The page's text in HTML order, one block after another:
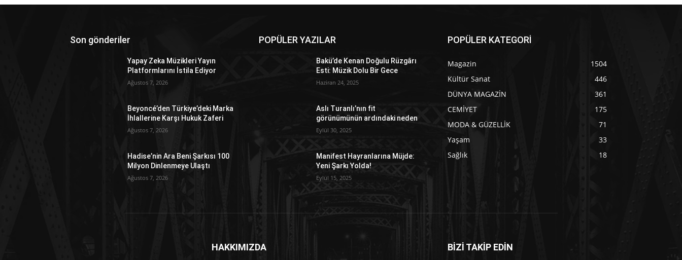
Son gönderiler
Yapay Zeka Müzikleri Yayın
Platformlarını İstila Ediyor
Ağustos 7, 2026
Beyoncé’den Türkiye’deki Marka
İhlallerine Karşı Hukuk Zaferi
Ağustos 7, 2026
Hadise’nin Ara Beni Şarkısı 100
Milyon Dinlenmeye Ulaştı
Ağustos 7, 2026
POPÜLER YAZILAR
Bakü’de Kenan Doğulu Rüzgârı
Esti: Müzik Dolu Bir Gece
Haziran 24, 2025
Aslı Turanlı’nın fit
görünümünün ardındaki neden
Eylül 30, 2025
Manifest Hayranlarına Müjde:
Yeni Şarkı Yolda!
Eylül 15, 2025
POPÜLER KATEGORİ
Magazin
1504
Kültür Sanat
446
DÜNYA MAGAZİN
361
CEMİYET
175
MODA & GÜZELLİK
71
Yaşam
33
Sağlık
18
HAKKIMIZDA BİZİ TAKİP EDİN